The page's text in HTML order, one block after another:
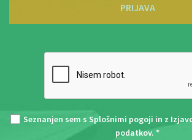
PRIJAVA
Seznanjen sem s Splošnimi pogoji in z
podatkov. *